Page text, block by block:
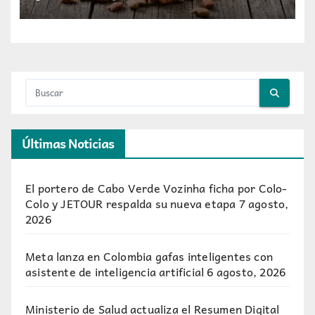
digestibilidad
Últimas Noticias
El portero de Cabo Verde Vozinha ficha por Colo-
Colo y JETOUR respalda su nueva etapa7 agosto,
2026
Meta lanza en Colombia gafas inteligentes con
asistente de inteligencia artificial 6 agosto, 2026
Ministerio de Salud actualiza el Resumen Digital